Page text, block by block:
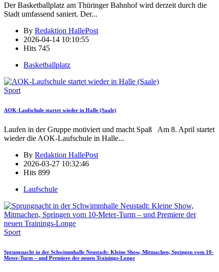
Der Basketballplatz am Thüringer Bahnhof wird derzeit durch die
Stadt umfassend saniert. Der...
By Redaktion HallePost
2026-04-14 10:10:55
Hits 745
Basketballplatz
Sport
AOK-Laufschule startet wieder in Halle (Saale)
Laufen in der Gruppe motiviert und macht Spaß Am 8. April startet
wieder die AOK-Laufschule in Halle...
By Redaktion HallePost
2026-03-27 10:32:46
Hits 899
Laufschule
Sport
Sprungnacht in der Schwimmhalle Neustadt: Kleine Show, Mitmachen, Springen vom 10-
Meter-Turm – und Premiere der neuen Trainings-Longe